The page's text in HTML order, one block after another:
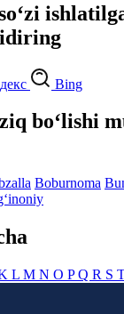
Bing
bo‘lishi
Boburnoma
L M N O PQ R S